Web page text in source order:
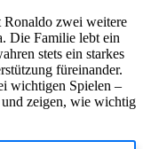
Ronaldo zwei weitere
Die Familie lebt ein
stets ein starkes
füreinander.
wichtigen Spielen –
zeigen, wie wichtig